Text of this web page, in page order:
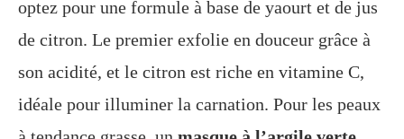
optez pour une formule à base de yaourt et de jus
de citron. Le premier exfolie en douceur grâce à
son acidité, et le citron est riche en vitamine C,
idéale pour illuminer la carnation. Pour les peaux